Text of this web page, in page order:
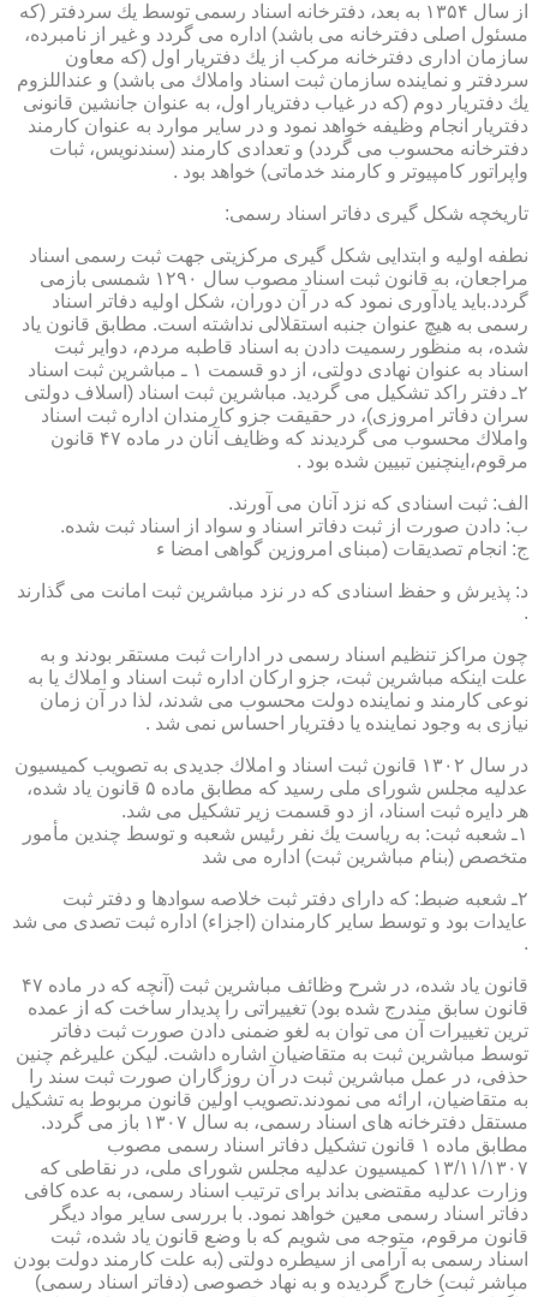
از سال ۱۳۵۴ به بعد، دفترخانه اسناد رسمی توسط یك سردفتر (كه
مسئول اصلی دفترخانه می باشد) اداره می گردد و غیر از نامبرده،
سازمان اداری دفترخانه مركب از یك دفتریار اول (كه معاون
سردفتر و نماینده سازمان ثبت اسناد واملاك می باشد) و عنداللزوم
یك دفتریار دوم (كه در غیاب دفتریار اول، به عنوان جانشین قانونی
دفتریار انجام وظیفه خواهد نمود و در سایر موارد به عنوان كارمند
دفترخانه محسوب می گردد) و تعدادی كارمند (سندنویس، ثبات
واپراتور كامپیوتر و كارمند خدماتی) خواهد بود .
تاریخچه شكل گیری دفاتر اسناد رسمی:
نطفه اولیه و ابتدایی شكل گیری مركزیتی جهت ثبت رسمی اسناد
مراجعان، به قانون ثبت اسناد مصوب سال ۱۲۹۰ شمسی بازمی
گردد.باید یادآوری نمود كه در آن دوران، شكل اولیه دفاتر اسناد
رسمی به هیچ عنوان جنبه استقلالی نداشته است. مطابق قانون یاد
شده، به منظور رسمیت دادن به اسناد قاطبه مردم، دوایر ثبت
اسناد به عنوان نهادی دولتی، از دو قسمت ۱ ـ مباشرین ثبت اسناد
۲ـ دفتر راكد تشكیل می گردید. مباشرین ثبت اسناد (اسلاف دولتی
سران دفاتر امروزی)، در حقیقت جزو كارمندان اداره ثبت اسناد
واملاك محسوب می گردیدند كه وظایف آنان در ماده ۴۷ قانون
مرقوم،اینچنین تبیین شده بود .
الف: ثبت اسنادی كه نزد آنان می آورند.
ب: دادن صورت از ثبت دفاتر اسناد و سواد از اسناد ثبت شده.
ج: انجام تصدیقات (مبنای امروزین گواهی امضا ء
د: پذیرش و حفظ اسنادی كه در نزد مباشرین ثبت امانت می گذارند
.
چون مراكز تنظیم اسناد رسمی در ادارات ثبت مستقر بودند و به
علت اینكه مباشرین ثبت، جزو اركان اداره ثبت اسناد و املاك یا به
نوعی كارمند و نماینده دولت محسوب می شدند، لذا در آن زمان
نیازی به وجود نماینده یا دفتریار احساس نمی شد .
در سال ۱۳۰۲ قانون ثبت اسناد و املاك جدیدی به تصویب كمیسیون
عدلیه مجلس شورای ملی رسید كه مطابق ماده ۵ قانون یاد شده،
هر دایره ثبت اسناد، از دو قسمت زیر تشكیل می شد.
۱ـ شعبه ثبت: به ریاست یك نفر رئیس شعبه و توسط چندین مأمور
متخصص (بنام مباشرین ثبت) اداره می شد
۲ـ شعبه ضبط: كه دارای دفتر ثبت خلاصه سوادها و دفتر ثبت
عایدات بود و توسط سایر كارمندان (اجزاء) اداره ثبت تصدی می شد
.
قانون یاد شده، در شرح وظائف مباشرین ثبت (آنچه كه در ماده ۴۷
قانون سابق مندرج شده بود) تغییراتی را پدیدار ساخت كه از عمده
ترین تغییرات آن می توان به لغو ضمنی دادن صورت ثبت دفاتر
توسط مباشرین ثبت به متقاضیان اشاره داشت. لیكن علیرغم چنین
حذفی، در عمل مباشرین ثبت در آن روزگاران صورت ثبت سند را
به متقاضیان، ارائه می نمودند.تصویب اولین قانون مربوط به تشكیل
مستقل دفترخانه های اسناد رسمی، به سال ۱۳۰۷ باز می گردد.
مطابق ماده ۱ قانون تشكیل دفاتر اسناد رسمی مصوب
۱۳/۱۱/۱۳۰۷ كمیسیون عدلیه مجلس شورای ملی، در نقاطی كه
وزارت عدلیه مقتضی بداند برای ترتیب اسناد رسمی، به عده كافی
دفاتر اسناد رسمی معین خواهد نمود. با بررسی سایر مواد دیگر
قانون مرقوم، متوجه می شویم كه با وضع قانون یاد شده، ثبت
اسناد رسمی به آرامی از سیطره دولتی (به علت كارمند دولت بودن
مباشر ثبت) خارج گردیده و به نهاد خصوصی (دفاتر اسناد رسمی)